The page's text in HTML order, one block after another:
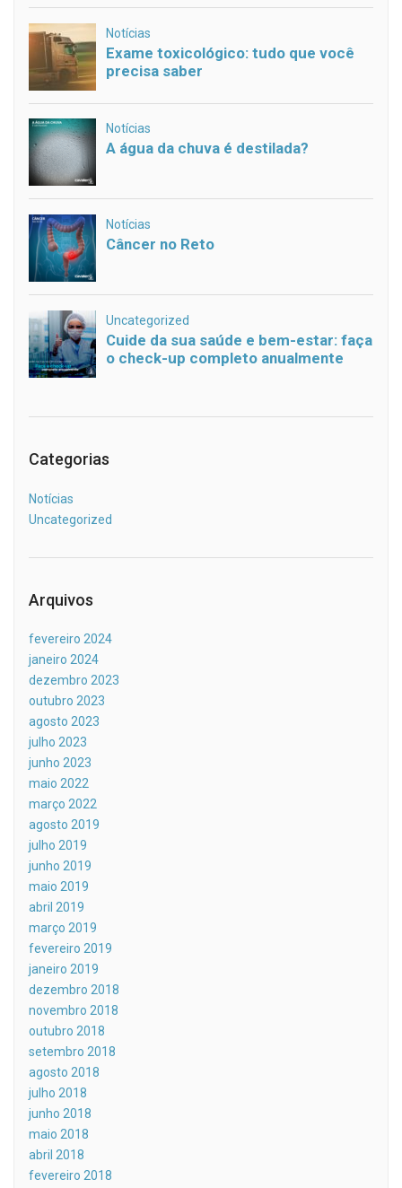
Categorias
Notícias
Uncategorized
Arquivos
fevereiro 2024
janeiro 2024
dezembro 2023
outubro 2023
agosto 2023
julho 2023
junho 2023
maio 2022
março 2022
agosto 2019
julho 2019
junho 2019
maio 2019
abril 2019
março 2019
fevereiro 2019
janeiro 2019
dezembro 2018
novembro 2018
outubro 2018
setembro 2018
agosto 2018
julho 2018
junho 2018
maio 2018
abril 2018
fevereiro 2018